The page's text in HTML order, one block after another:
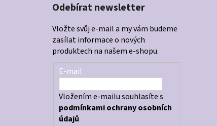
Odebírat newsletter
Vložte svůj e-mail a my vám budeme
zasílat informace o nových
produktech na našem e-shopu.
E-mail
Vložením e-mailu souhlasíte s
podmínkami ochrany osobních
údajů